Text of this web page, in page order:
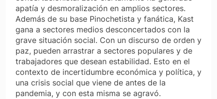
apatía y desmoralización en amplios sectores.
Además de su base Pinochetista y fanática, Kast
gana a sectores medios desconcertados con la
grave situación social. Con un discurso de orden y
paz, pueden arrastrar a sectores populares y de
trabajadores que desean estabilidad. Esto en el
contexto de incertidumbre económica y política, y
una crisis social que viene de antes de la
pandemia, y con esta misma se agravó.